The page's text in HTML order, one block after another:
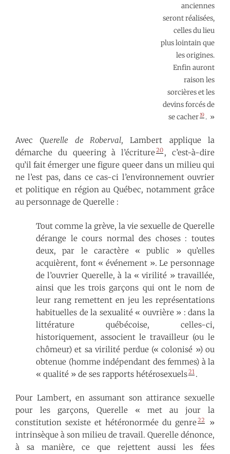
anciennes
seront réalisées,
celles du lieu
plus lointain que
les origines.
Enfin auront
raison les
sorcières et les
devins forcés de
se cacher19 . »
Avec Querelle de Roberval, Lambert applique la
démarche du queering à l’écriture20 , c’est-à-dire
qu’il fait émerger une figure queer dans un milieu qui
ne l’est pas, dans ce cas-ci l’environnement ouvrier
et politique en région au Québec, notamment grâce
au personnage de Querelle :
Tout comme la grève, la vie sexuelle de Querelle
dérange le cours normal des choses : toutes
deux, par le caractère « public » qu’elles
acquièrent, font « événement ». Le personnage
de l’ouvrier Querelle, à la « virilité » travaillée,
ainsi que les trois garçons qui ont le nom de
leur rang remettent en jeu les représentations
habituelles de la sexualité « ouvrière » : dans la
littérature québécoise, celles-ci,
historiquement, associent le travailleur (ou le
chômeur) et sa virilité perdue (« colonisé ») ou
obtenue (homme indépendant des femmes) à la
« qualité » de ses rapports hétérosexuels21 .
Pour Lambert, en assumant son attirance sexuelle
pour les garçons, Querelle « met au jour la
constitution sexiste et hétéronormée du genre22
»
intrinsèque à son milieu de travail. Querelle dénonce,
à sa manière, ce que rejettent aussi les fées